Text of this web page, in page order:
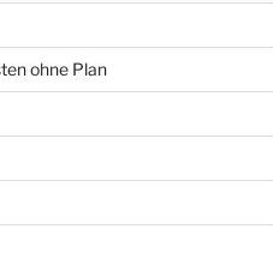
ohne Plan